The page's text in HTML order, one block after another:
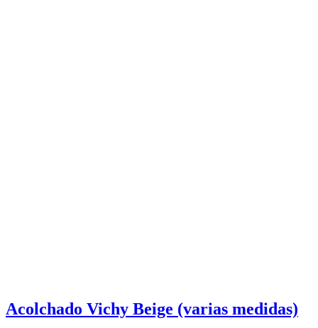
Acolchado Vichy Beige (varias medidas)